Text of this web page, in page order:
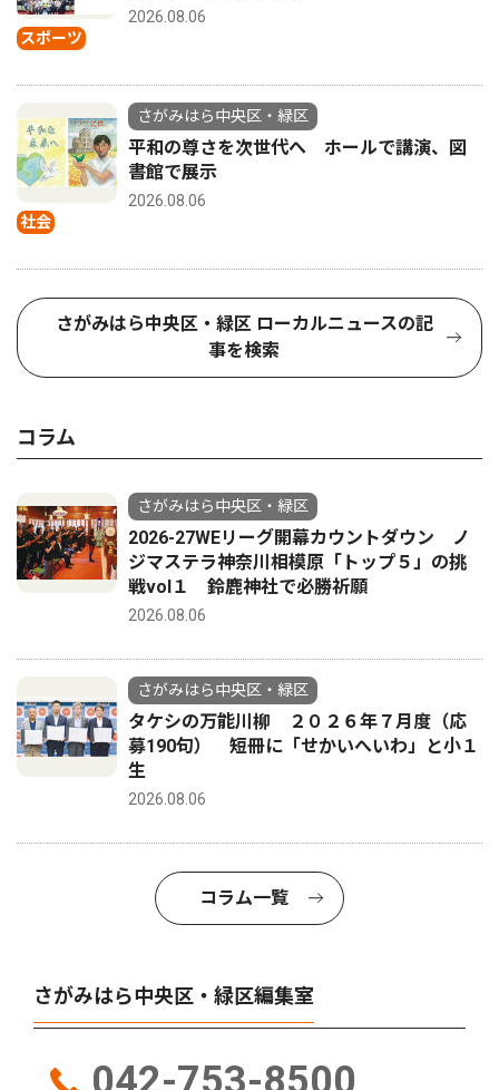
スポーツ
2026.08.06
社会
さがみはら中央区・緑区
平和の尊さを次世代へ ホールで講演、図
書館で展示
2026.08.06
さがみはら中央区・緑区 ローカルニュースの記
事を検索
コラム
さがみはら中央区・緑区
2026-27WEリーグ開幕カウントダウン ノ
ジマステラ神奈川相模原「トップ５」の挑
戦vol１ 鈴鹿神社で必勝祈願
2026.08.06
さがみはら中央区・緑区
タケシの万能川柳 ２０２６年７月度（応
募190句） 短冊に「せかいへいわ」と小１
生
2026.08.06
コラム一覧
さがみはら中央区・緑区編集室